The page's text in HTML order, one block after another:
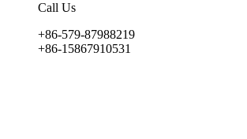
Call Us
+86-579-87988219
+86-15867910531